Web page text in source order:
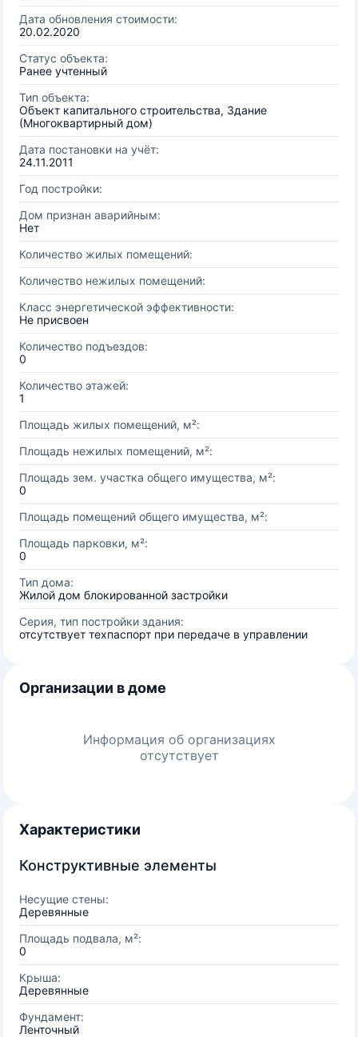
Дата обновления стоимости:
20.02.2020
Статус объекта:
Ранее учтенный
Тип объекта:
Объект капитального строительства, Здание
(Многоквартирный дом)
Дата постановки на учёт:
24.11.2011
Год постройки:
Дом признан аварийным:
Нет
Количество жилых помещений:
Количество нежилых помещений:
Класс энергетической эффективности:
Не присвоен
Количество подъездов:
0
Количество этажей:
1
Площадь жилых помещений, м²:
Площадь нежилых помещений, м²:
Площадь зем. участка общего имущества, м²:
0
Площадь помещений общего имущества, м²:
Площадь парковки, м²:
0
Тип дома:
Жилой дом блокированной застройки
Серия, тип постройки здания:
отсутствует техпаспорт при передаче в управлении
Организации в доме
Информация об организациях
отсутствует
Характеристики
Конструктивные элементы
Несущие стены:
Деревянные
Площадь подвала, м²:
0
Крыша:
Деревянные
Фундамент:
Ленточный